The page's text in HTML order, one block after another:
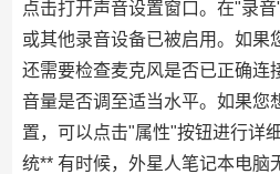
点击打开声音设置窗口。在"录
或其他录音设备已被启用。如果
还需要检查麦克风是否已正确连
音量是否调至适当水平。如果您
置，可以点击"属性"按钮进行详
统** 有时候，外星人笔记本电脑